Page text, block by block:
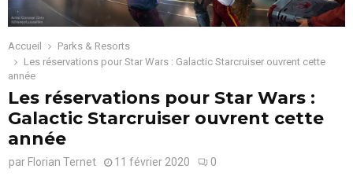
Accueil
Parks & Resorts
Les réservations pour Star Wars : Galactic Starcruiser ouvrent cette
année
Les réservations pour Star Wars :
Galactic Starcruiser ouvrent cette
année
par Florian Ternet 11 février 2020 0